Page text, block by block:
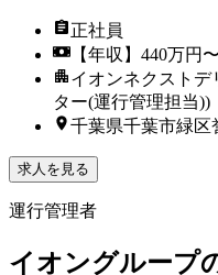
正社員
【年収】440万円
イオンネクストデ
ター(運行管理担当))
千葉県千葉市緑区
求人を見る
運行管理者
イオングループ